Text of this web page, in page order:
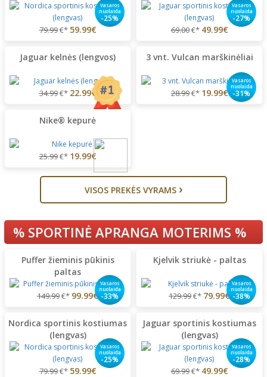
Vasaros
nuolaida
-25%
79.99€* 59.99€
Vasaros
nuolaida
-27%
69.00€* 49.99€
Jaguar kelnės (lengvos)
34.99€* 22.99€
3 vnt. Vulcan marškinėliai
Vasaros
nuolaida
-31%
28.99€* 19.99€
Nike® kepurė
25.99€* 19.99€
VISOS PREKĖS VYRAMS ›
% SPORTINĖ APRANGA MOTERIMS %
Puffer žieminis pūkinis
paltas
Vasaros
nuolaida
-33%
149.99€* 99.99€
Kjelvik striukė - paltas
Vasaros
nuolaida
-38%
129.99€* 79.99€
Nordica sportinis kostiumas
(lengvas)
Vasaros
nuolaida
-25%
79.99€* 59.99€
Jaguar sportinis kostiumas
(lengvas)
Vasaros
nuolaida
-28%
69.99€* 49.99€